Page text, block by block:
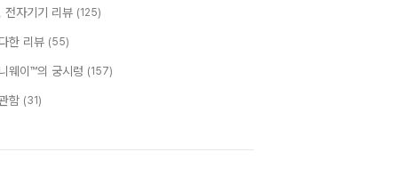
전자기기 리뷰 (125)
한 리뷰 (55)
웨이™의 궁시렁 (157)
함 (31)